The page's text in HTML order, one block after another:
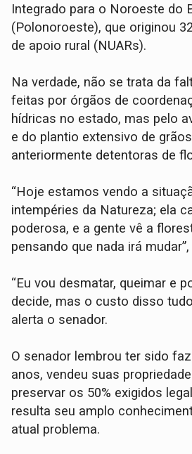
Integrado para o Noroeste do
(Polonoroeste), que originou
de apoio rural (NUARs).
Na verdade, não se trata da
feitas por órgãos de
hídricas no estado, mas pelo
e do plantio extensivo de
anteriormente detentoras de
“Hoje estamos vendo a
intempéries da Natureza; ela
poderosa, e a gente vê a
pensando que nada irá
“Eu vou desmatar, queimar e
decide, mas o custo disso
alerta o senador.
O senador lembrou ter sido
anos, vendeu suas
preservar os 50% exigidos
resulta seu amplo
atual problema.